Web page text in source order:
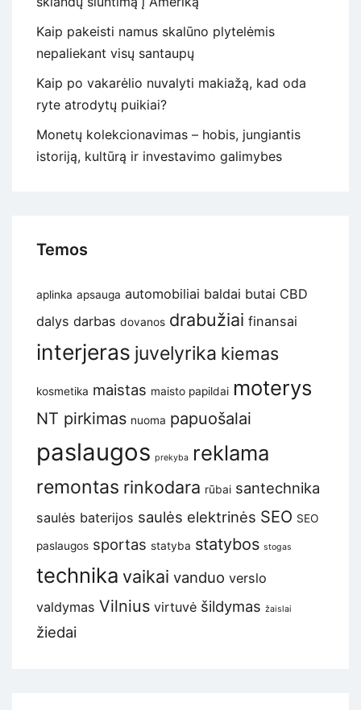
Kaip pakeisti namus skalūno plytelėmis
nepaliekant visų santaupų
Kaip po vakarėlio nuvalyti makiažą, kad oda
ryte atrodytų puikiai?
Monetų kolekcionavimas – hobis, jungiantis
istoriją, kultūrą ir investavimo galimybes
Temos
aplinka apsauga automobiliai baldai butai CBD
dalys darbas dovanos drabužiai finansai
interjeras juvelyrika kiemas
kosmetika maistas maisto papildai moterys
NT pirkimas nuoma papuošalai
paslaugos prekyba reklama
remontas rinkodara rūbai santechnika
saulės baterijos saulės elektrinės SEO SEO
paslaugos sportas statyba statybos stogas
technika vaikai vanduo verslo
valdymas Vilnius virtuvė šildymas žaislai
žiedai